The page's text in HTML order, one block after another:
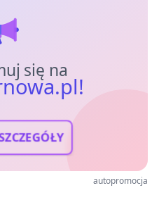
się na
autopromocja